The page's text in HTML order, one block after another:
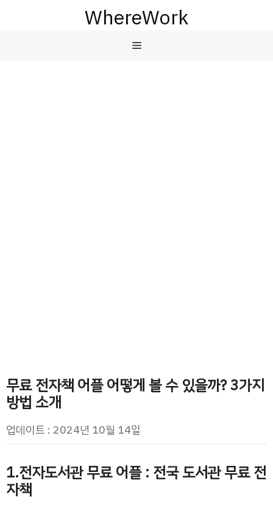
WhereWork
메
무료 전자책 어플 어떻게 볼 수 있을까? 3가지
방법 소개
업데이트 : 2024년 10월 14일
1.전자도서관 무료 어플 : 전국 도서관 무료 전
자책